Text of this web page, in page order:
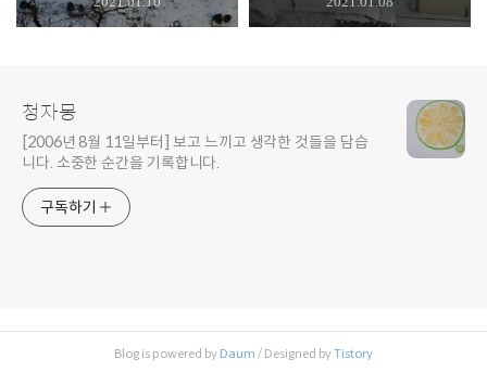
청자몽
[2006년 8월 11일부터] 보고 느끼고 생각한 것들을 담습
니다. 소중한 순간을 기록합니다.
구독하기
Blog is powered by Daum / Designed byTistory